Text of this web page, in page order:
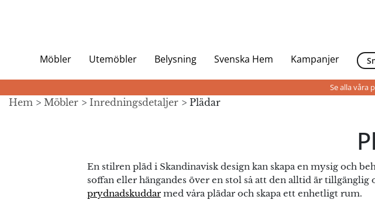
Möbler Utemöbler Belysning Svenska Hem Kampanjer
Se alla våra
Hem > Möbler > Inredningsdetaljer > Plädar
En stilren pläd i Skandinavisk design kan skapa en mysig och
soffan eller hängandes över en stol så att den alltid är
prydnadskuddarmed våra plädar och skapa ett enhetligt rum.